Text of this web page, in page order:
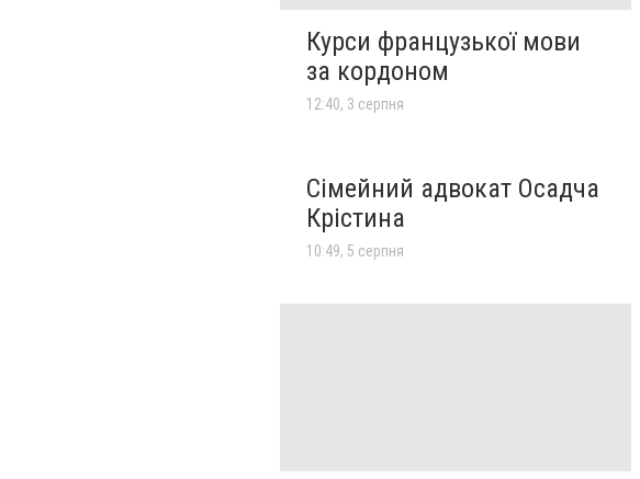
Курси французької мови
за кордоном
12:40, 3 серпня
Сімейний адвокат Осадча
Крістина
10:49, 5 серпня